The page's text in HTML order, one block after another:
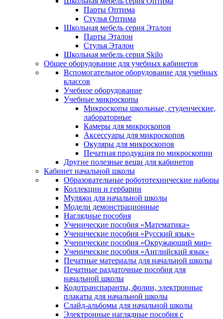
Парты Оптима
Стулья Оптима
Школьная мебель серия Эталон
Парты Эталон
Стулья Эталон
Школьная мебель серия Skilo
Общее оборудование для учебных кабинетов
Вспомогательное оборудование для учебных
классов
Учебное оборудование
Учебные микроскопы
Микроскопы школьные, студенческие,
лабораторные
Камеры для микроскопов
Аксессуары для микроскопов
Окуляры для микроскопов
Печатная продукция по микроскопии
Другие полезные вещи для кабинетов
Кабинет начальной школы
Образовательные робототехнические наборы
Коллекции и гербарии
Муляжи для начальной школы
Модели демонстрационные
Наглядные пособия
Ученические пособия «Математика»
Ученические пособия «Русский язык»
Ученические пособия «Окружающий мир»
Ученические пособия «Английский язык»
Печатные материалы для начальной школы
Печатные раздаточные пособия для
начальной школы
Кодотранспаранты, фолии, электронные
плакаты для начальной школы
Слайд-альбомы для начальной школы
Электронные наглядные пособия с